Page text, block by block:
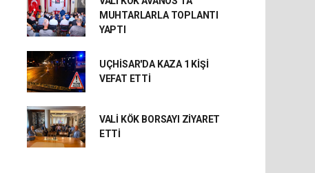
MUHTARLARLA TOPLANTI
YAPTI
UÇHİSAR'DA KAZA 1 KİŞİ
VEFAT ETTİ
VALİ KÖK BORSAYI ZİYARET
ETTİ